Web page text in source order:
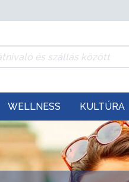
WELLNESS KULTÚRA